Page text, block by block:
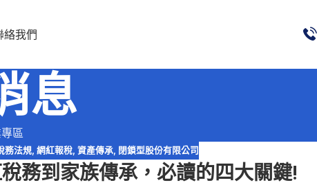
絡我們
息
區
務法規, 網紅報稅, 資產傳承, 閉鎖型股份有限公司
務到家族傳承，必讀的四大關鍵!